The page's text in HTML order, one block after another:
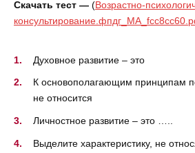
Скачать тест — (Возрастно-
Духовное развитие – это
К основополагающим принципам
не относится
Личностное развитие – это …..
Выделите характеристику, не